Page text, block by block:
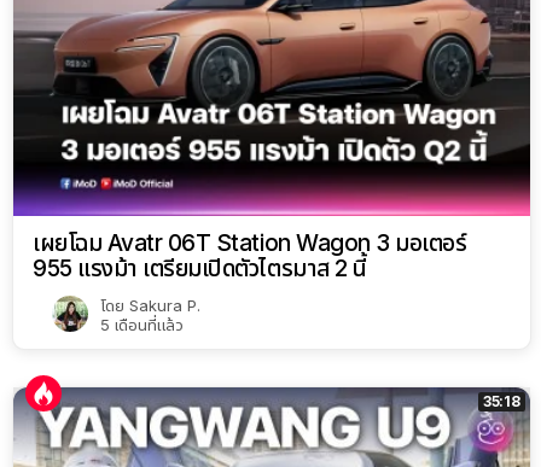
เผยโฉม Avatr 06T Station Wagon 3 มอเตอร์
955 แรงม้า เตรียมเปิดตัวไตรมาส 2 นี้
โดย Sakura P.
5 เดือนที่แล้ว
35:18